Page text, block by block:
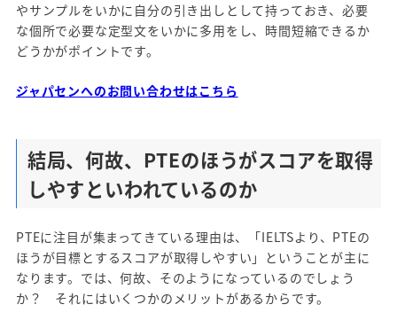
やサンプルをいかに自分の引き出しとして持っておき、必要
な個所で必要な定型文をいかに多用をし、時間短縮できるか
どうかがポイントです。
ジャパセンへのお問い合わせはこちら
結局、何故、PTEのほうがスコアを取得
しやすといわれているのか
PTEに注目が集まってきている理由は、「IELTSより、PTEの
ほうが目標とするスコアが取得しやすい」ということが主に
なります。では、何故、そのようになっているのでしょう
か？ それにはいくつかのメリットがあるからです。